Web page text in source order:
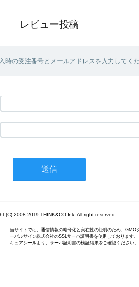
レビュー投稿
時の受注番号とメールアドレスを入力してくだ
(C) 2008-2019 THINK&CO.Ink. All right reserved.
当サイトでは、通信情報の暗号化と実在性の証明のため、GMO
ーバルサイン株式会社のSSLサーバ証明書を使用しております。
キュアシールより、サーバ証明書の検証結果をご確認ください。